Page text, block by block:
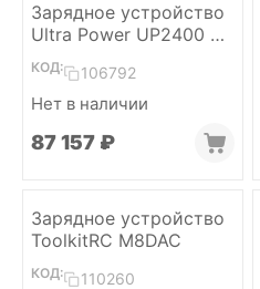
Зарядное устройство
Ultra Power UP2400 6S
(4x600W)
КОД: 106792
Нет в наличии
87 157 ₽
Зарядное устройство
ToolkitRC M8DAC
КОД: 110260